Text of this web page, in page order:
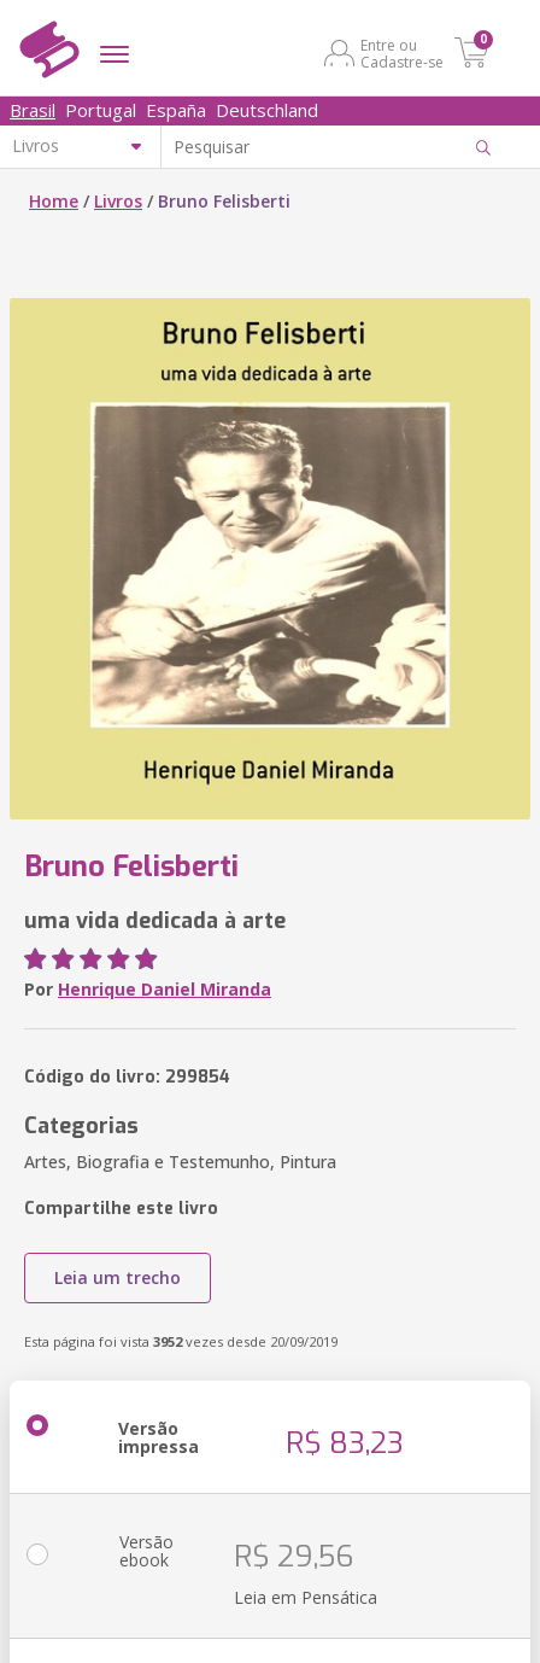
Entre ou
Cadastre-se
0
Brasil Portugal España Deutschland
Home / Livros / Bruno Felisberti
Bruno Felisberti
uma vida dedicada à arte
Por Henrique Daniel Miranda
Código do livro: 299854
Categorias
Artes, Biografia e Testemunho, Pintura
Compartilhe este livro
Leia um trecho
Esta página foi vista 3952vezes desde 20/09/2019
Versão
impressa R$ 83,23
Versão
ebook R$ 29,56
Leia em Pensática